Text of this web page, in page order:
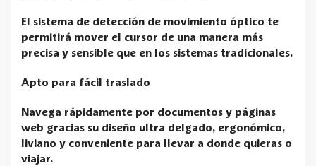
El sistema de detección de movimiento óptico te
permitirá mover el cursor de una manera más
precisa y sensible que en los sistemas tradicionales.
Apto para fácil traslado
Navega rápidamente por documentos y páginas
web gracias su diseño ultra delgado, ergonómico,
liviano y conveniente para llevar a donde quieras o
viajar.